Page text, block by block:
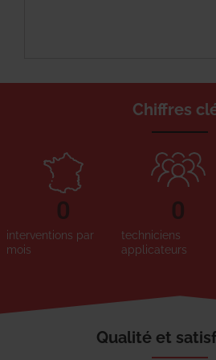
Chiffres
interventions par
mois
0
techniciens
applicateurs
0
Qualité et